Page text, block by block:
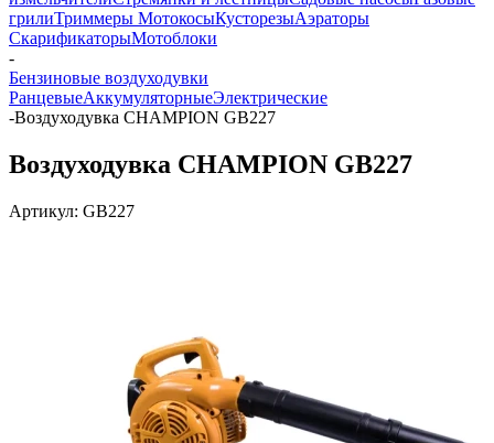
грилиТриммеры МотокосыКусторезыАэраторы
СкарификаторыМотоблоки
-
Бензиновые воздуходувки
РанцевыеАккумуляторныеЭлектрические
-Воздуходувка CHAMPION GB227
Воздуходувка CHAMPION GB227
Артикул: GB227